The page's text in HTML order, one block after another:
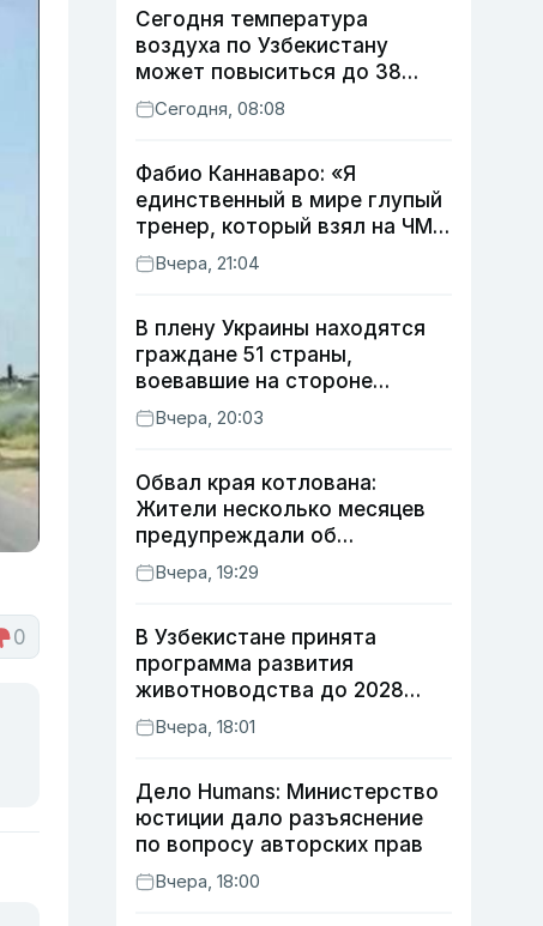
0
Сегодня температура
воздуха по Узбекистану
может повыситься до 38
градусов
Сегодня, 08:08
Фабио Каннаваро: «Я
единственный в мире глупый
тренер, который взял на ЧМ
футболиста с травмой»
Вчера, 21:04
В плену Украины находятся
граждане 51 страны,
воевавшие на стороне
России
Вчера, 20:03
Обвал края котлована:
Жители несколько месяцев
предупреждали об
опасности, но стройка
продолжалась
Вчера, 19:29
В Узбекистане принята
программа развития
животноводства до 2028
годаВчера, 18:01
Дело Humans: Министерство
юстиции дало разъяснение
по вопросу авторских прав
Вчера, 18:00